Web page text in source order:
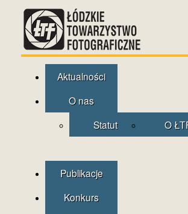
Aktualności
O nas
Statut
O
Publikacje
Konkurs